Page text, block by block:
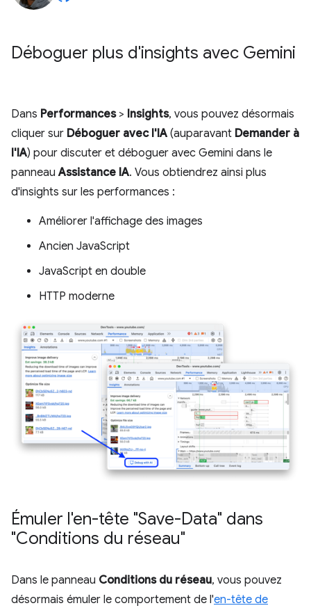
Déboguer plus d'insights avec Gemini
Dans Performances> Insights, vous pouvez désormais
cliquer sur Déboguer avec l'IA (auparavant Demander à
l'IA) pour discuter et déboguer avec Gemini dans le
panneauAssistance IA. Vous obtiendrez ainsi plus
d'insights sur les performances :
Améliorer l'affichage des images
Ancien JavaScript
JavaScript en double
HTTP moderne
Émuler l'en-tête "Save-Data" dans
"Conditions du réseau"
Dans le panneau Conditions du réseau, vous pouvez
désormais émuler le comportement de l'en-tête de